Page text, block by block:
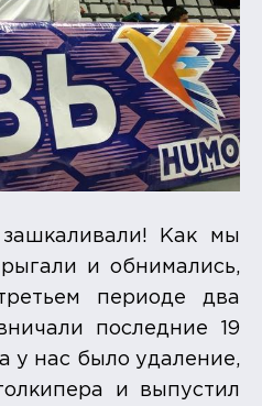
Как мы
и обнимались,
периоде два
последние 19
у нас было удаление,
и выпустил